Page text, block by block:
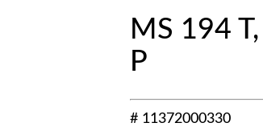
MS 194
P
# 11372000330